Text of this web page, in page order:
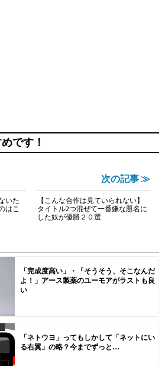
です！
いた
はこ
次の記事 ≫
【こんな合作は見ていられない】
タイトル2つ混ぜて一番嫌な題名に
した奴が優勝２０選
「完成度高い」・「そうそう、そこなんだ
よ！」アース製薬のユーモアがラストも良
い
「ネトウヨ」ってもしかして「ネットにい
る右翼」の略？今までずっと…